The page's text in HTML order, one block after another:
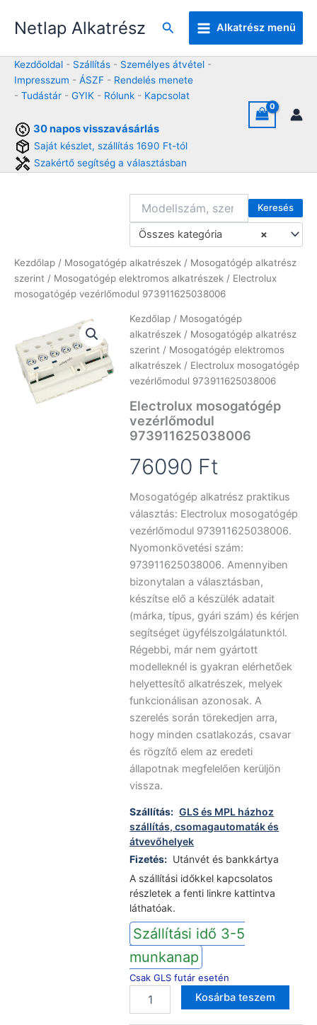
Netlap Alkatrész Keresés Alkatrész menü
Kezdőoldal - Szállítás - Személyes átvétel -
Impresszum - ÁSZF - Rendelés menete
- Tudástár - GYIK - Rólunk - Kapcsolat
30 napos visszavásárlás
Saját készlet, szállítás 1690 Ft-tól
Szakértő segítség a választásban
Keresés
×
Összes kategória
Kezdőlap / Mosogatógép alkatrészek / Mosogatógép alkatrész
szerint / Mosogatógép elektromos alkatrészek / Electrolux
mosogatógép vezérlőmodul 973911625038006
Kezdőlap / Mosogatógép
alkatrészek / Mosogatógép alkatrész
szerint / Mosogatógép elektromos
alkatrészek / Electrolux mosogatógép
vezérlőmodul 973911625038006
Electrolux mosogatógép
vezérlőmodul
973911625038006
76090 Ft
Mosogatógép alkatrész praktikus
választás: Electrolux mosogatógép
vezérlőmodul 973911625038006.
Nyomonkövetési szám:
973911625038006. Amennyiben
bizonytalan a választásban,
készítse elő a készülék adatait
(márka, típus, gyári szám) és kérjen
segítséget ügyfélszolgálatunktól.
Régebbi, már nem gyártott
modelleknél is gyakran elérhetőek
helyettesítő alkatrészek, melyek
funkcionálisan azonosak. A
szerelés során törekedjen arra,
hogy minden csatlakozás, csavar
és rögzítő elem az eredeti
állapotnak megfelelően kerüljön
vissza.
Szállítás: GLS és MPL házhoz
szállítás, csomagautomaták és
átvevőhelyek
Fizetés: Utánvét és bankkártya
A szállítási időkkel kapcsolatos
részletek a fenti linkre kattintva
láthatóak.
Szállítási idő 3-5
munkanap
Csak GLS futár esetén
mosogatógép
Kosárba teszem